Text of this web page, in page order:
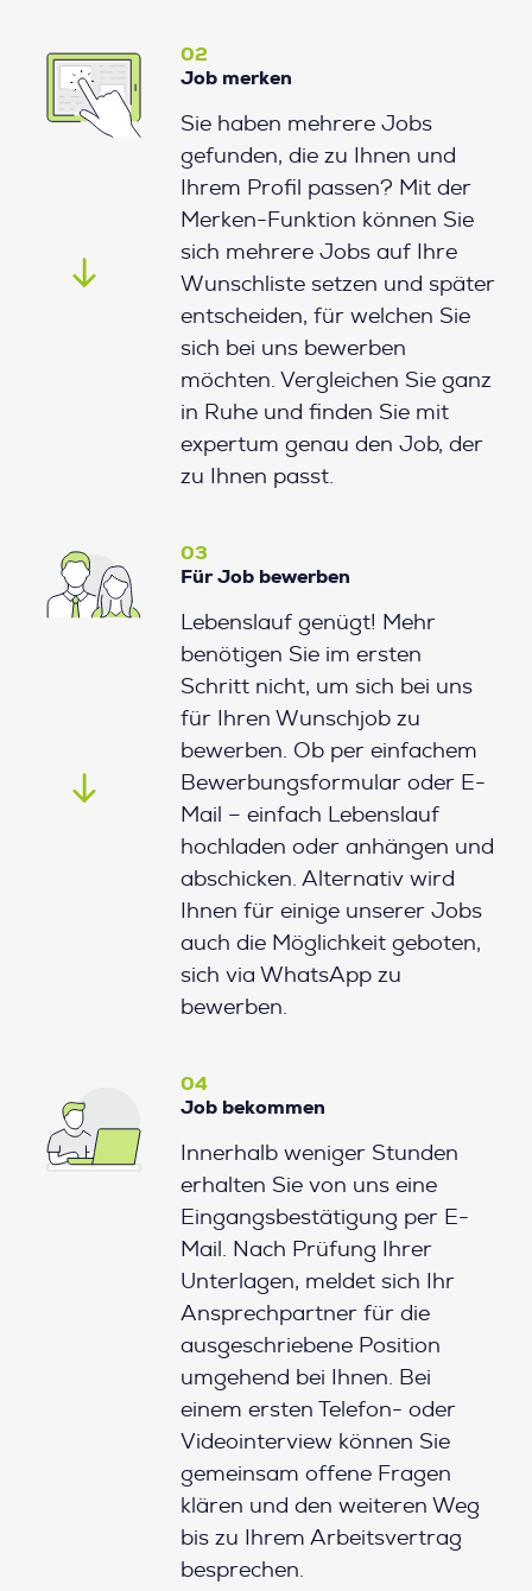
02
Job merken
Sie haben mehrere Jobs
gefunden, die zu Ihnen und
Ihrem Profil passen? Mit der
Merken-Funktion können Sie
sich mehrere Jobs auf Ihre
Wunschliste setzen und später
entscheiden, für welchen Sie
sich bei uns bewerben
möchten. Vergleichen Sie ganz
in Ruhe und finden Sie mit
expertum genau den Job, der
zu Ihnen passt.
03
Für Job bewerben
Lebenslauf genügt! Mehr
benötigen Sie im ersten
Schritt nicht, um sich bei uns
für Ihren Wunschjob zu
bewerben. Ob per einfachem
Bewerbungsformular oder E-
Mail – einfach Lebenslauf
hochladen oder anhängen und
abschicken. Alternativ wird
Ihnen für einige unserer Jobs
auch die Möglichkeit geboten,
sich via WhatsApp zu
bewerben.
04
Job bekommen
Innerhalb weniger Stunden
erhalten Sie von uns eine
Eingangsbestätigung per E-
Mail. Nach Prüfung Ihrer
Unterlagen, meldet sich Ihr
Ansprechpartner für die
ausgeschriebene Position
umgehend bei Ihnen. Bei
einem ersten Telefon- oder
Videointerview können Sie
gemeinsam offene Fragen
klären und den weiteren Weg
bis zu Ihrem Arbeitsvertrag
besprechen.